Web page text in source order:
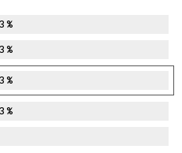
%
%
%
%